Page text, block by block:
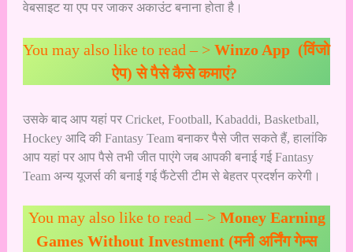
वेबसाइट या एप पर जाकर अकाउंट बनाना होता है।
You may also like to read – > Winzo App (विंजो
ऐप) से पैसे कैसे कमाएं?
उसके बाद आप यहां पर Cricket, Football, Kabaddi, Basketball,
Hockey आदि की Fantasy Team बनाकर पैसे जीत सकते हैं, हालांकि
आप यहां पर आप पैसे तभी जीत पाएंगे जब आपकी बनाई गई Fantasy
Team अन्य यूजर्स की बनाई गई फैंटेसी टीम से बेहतर प्रदर्शन करेगी।
You may also like to read – > Money Earning
Games Without Investment (मनी अर्निंग गेम्स